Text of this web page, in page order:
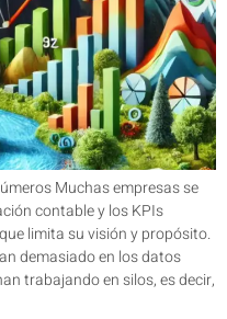
Muchas empresas se
contable y los KPIs
limita su visión y propósito.
demasiado en los datos
trabajando en silos, es decir,